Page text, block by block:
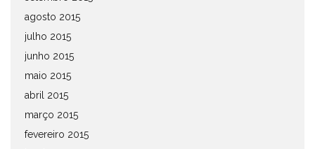
agosto 2015
julho 2015
junho 2015
maio 2015
abril 2015
março 2015
fevereiro 2015